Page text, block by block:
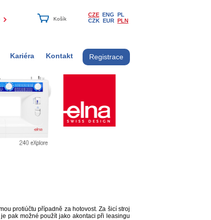
CZE ENG PL
CZK EUR PLN
Kariéra Kontakt Registrace
protiúčtu případně za hotovost. Za šicí stroj
pak možné použít jako akontaci při leasingu